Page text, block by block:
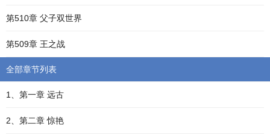
第510章 父子双世界
第509章 王之战
全部章节列表
1、第一章 远古
2、第二章 惊艳